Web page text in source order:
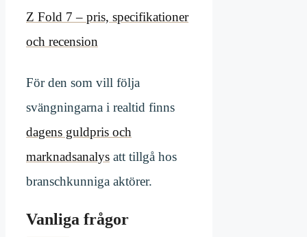
Z Fold 7 – pris, specifikationer
och recension
För den som vill följa
svängningarna i realtid finns
dagens guldpris och
marknadsanalys att tillgå hos
branschkunniga aktörer.
Vanliga frågor